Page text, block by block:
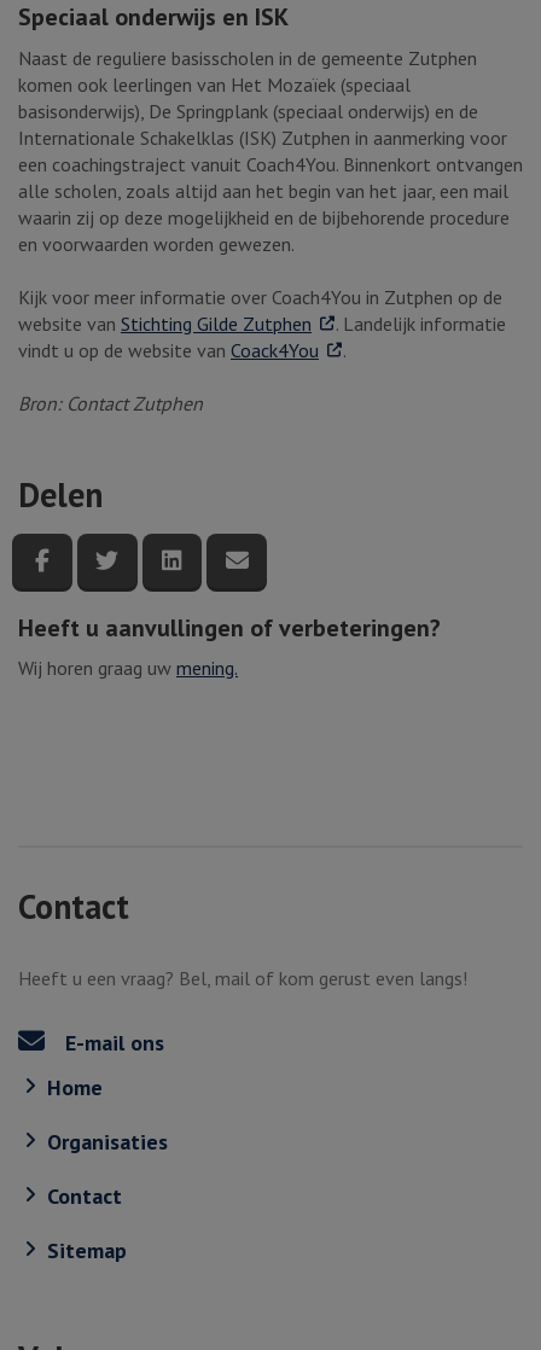
Speciaal onderwijs en ISK
Naast de reguliere basisscholen in de gemeente Zutphen
komen ook leerlingen van Het Mozaïek (speciaal
basisonderwijs), De Springplank (speciaal onderwijs) en de
Internationale Schakelklas (ISK) Zutphen in aanmerking voor
een coachingstraject vanuit Coach4You. Binnenkort ontvangen
alle scholen, zoals altijd aan het begin van het jaar, een mail
waarin zij op deze mogelijkheid en de bijbehorende procedure
en voorwaarden worden gewezen.
Kijk voor meer informatie over Coach4You in Zutphen op de
website van Stichting Gilde Zutphen . Externe link
. Landelijk informatie
vindt u op de website van Coack4You . Externe link
.
Bron: Contact Zutphen
Delen
Deel deze pagina via Facebook
Deel deze pagina via Twitter
Deel deze pagina via LinkedIn
Heeft u aanvullingen of verbeteringen?
Wij horen graag uw mening.
Contact
Heeft u een vraag? Bel, mail of kom gerust even langs!
E-mail ons
Home
Organisaties
Contact
Sitemap